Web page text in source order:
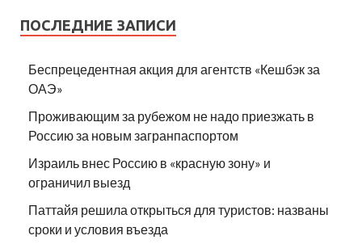
ПОСЛЕДНИЕ ЗАПИСИ
Беспрецедентная акция для агентств «Кешбэк за
ОАЭ»
Проживающим за рубежом не надо приезжать в
Россию за новым загранпаспортом
Израиль внес Россию в «красную зону» и
ограничил выезд
Паттайя решила открыться для туристов: названы
сроки и условия въезда